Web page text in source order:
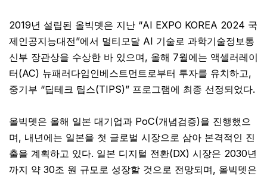
2019년 설립된 올빅뎃은 지난 “AI EXPO KOREA 2024 국
제인공지능대전”에서 멀티모달 AI 기술로 과학기술정보통
신부 장관상을 수상한 바 있으며, 올해 7월에는 액셀러레이
터(AC) 뉴패러다임인베스트먼트로부터 투자를 유치하고,
중기부 “딥테크 팁스(TIPS)” 프로그램에 최종 선정되었다.
올빅뎃은 올해 일본 대기업과 PoC(개념검증)을 진행했으
며, 내년에는 일본을 첫 글로벌 시장으로 삼아 본격적인 진
출을 계획하고 있다. 일본 디지털 전환(DX) 시장은 2030년
까지 약 30조 원 규모로 성장할 것으로 전망되며, 올빅뎃은